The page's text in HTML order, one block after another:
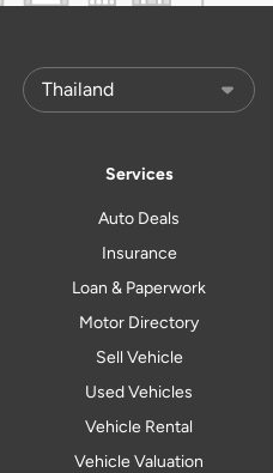
Services
Auto Deals
Insurance
Loan & Paperwork
Motor Directory
Sell Vehicle
Used Vehicles
Vehicle Rental
Vehicle Valuation